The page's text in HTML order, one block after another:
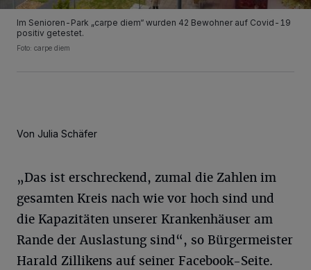
Im Senioren-Park „carpe diem“ wurden 42 Bewohner auf Covid-19
positiv getestet.
Foto: carpe diem
Von Julia Schäfer
„Das ist erschreckend, zumal die Zahlen im
gesamten Kreis nach wie vor hoch sind und
die Kapazitäten unserer Krankenhäuser am
Rande der Auslastung sind“, so Bürgermeister
Harald Zillikens auf seiner Facebook-Seite.